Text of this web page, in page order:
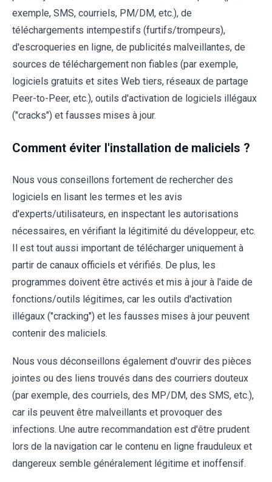
exemple, SMS, courriels, PM/DM, etc.), de
téléchargements intempestifs (furtifs/trompeurs),
d'escroqueries en ligne, de publicités malveillantes, de
sources de téléchargement non fiables (par exemple,
logiciels gratuits et sites Web tiers, réseaux de partage
Peer-to-Peer, etc.), outils d'activation de logiciels illégaux
("cracks") et fausses mises à jour.
Comment éviter l'installation de maliciels ?
Nous vous conseillons fortement de rechercher des
logiciels en lisant les termes et les avis
d'experts/utilisateurs, en inspectant les autorisations
nécessaires, en vérifiant la légitimité du développeur, etc.
Il est tout aussi important de télécharger uniquement à
partir de canaux officiels et vérifiés. De plus, les
programmes doivent être activés et mis à jour à l'aide de
fonctions/outils légitimes, car les outils d'activation
illégaux ("cracking") et les fausses mises à jour peuvent
contenir des maliciels.
Nous vous déconseillons également d'ouvrir des pièces
jointes ou des liens trouvés dans des courriers douteux
(par exemple, des courriels, des MP/DM, des SMS, etc.),
car ils peuvent être malveillants et provoquer des
infections. Une autre recommandation est d'être prudent
lors de la navigation car le contenu en ligne frauduleux et
dangereux semble généralement légitime et inoffensif.